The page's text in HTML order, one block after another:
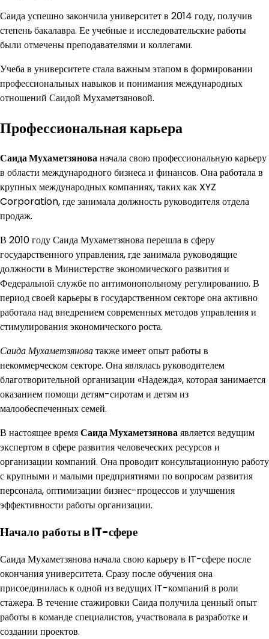
Саида успешно закончила университет в 2014 году, получив
степень бакалавра. Ее учебные и исследовательские работы
были отмечены преподавателями и коллегами.
Учеба в университете стала важным этапом в формировании
профессиональных навыков и понимания международных
отношений Саидой Мухаметзяновой.
Профессиональная карьера
Саида Мухаметзянованачала свою профессиональную карьеру
в области международного бизнеса и финансов. Она работала в
крупных международных компаниях, таких как XYZ
Corporation, где занимала должность руководителя отдела
продаж.
В 2010 году Саида Мухаметзянова перешла в сферу
государственного управления, где занимала руководящие
должности в Министерстве экономического развития и
Федеральной службе по антимонопольному регулированию. В
период своей карьеры в государственном секторе она активно
работала над внедрением современных методов управления и
стимулирования экономического роста.
Саида Мухаметзяноватакже имеет опыт работы в
некоммерческом секторе. Она являлась руководителем
благотворительной организации «Надежда», которая занимается
оказанием помощи детям-сиротам и детям из
малообеспеченных семей.
В настоящее времяСаида Мухаметзяноваявляется ведущим
экспертом в сфере развития человеческих ресурсов и
организации компаний. Она проводит консультационную работу
с крупными и малыми предприятиями по вопросам развития
персонала, оптимизации бизнес-процессов и улучшения
эффективности работы организации.
Начало работы в IT-сфере
Саида Мухаметзянова начала свою карьеру в IT-сфере после
окончания университета. Сразу после обучения она
присоединилась к одной из ведущих IT-компаний в роли
стажера. В течение стажировки Саида получила ценный опыт
работы в команде специалистов, участвовала в разработке и
создании проектов.